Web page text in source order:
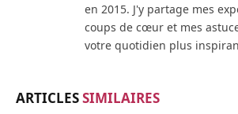
en 2015. J'y partage mes
coups de cœur et mes
votre quotidien plus
ARTICLESSIMILAIRES